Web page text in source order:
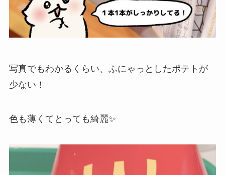
写真でもわかるくらい、ふにゃっとしたポテトが
少ない！
色も薄くてとっても綺麗✨